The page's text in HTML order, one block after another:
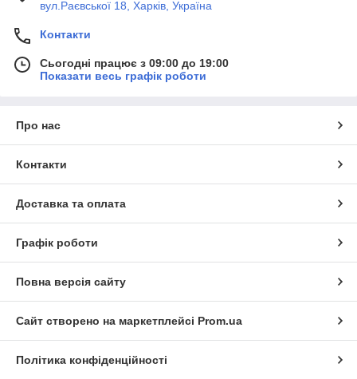
вул.Раєвської 18, Харків, Україна
Контакти
Сьогодні працює з 09:00 до 19:00
Показати весь графік роботи
Про нас
Контакти
Доставка та оплата
Графік роботи
Повна версія сайту
Сайт створено на маркетплейсі Prom.ua
Політика конфіденційності